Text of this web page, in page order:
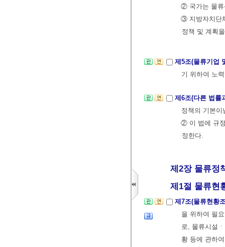
② 국가는 물류
③ 지방자치단
정책 및 계획
제5조(물류기업
기 위하여 노
제6조(다른 법률
정책의 기본이
② 이 법에 규
정한다.
제2장 물류정책
제1절 물류현
제7조(물류현황
을 위하여 필
로, 물류시설
황 등에 관하